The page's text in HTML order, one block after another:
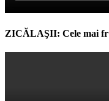
ZICĂLAŞII: Cele mai